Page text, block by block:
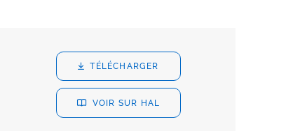
TÉLÉCHARGER
VOIR SUR HAL